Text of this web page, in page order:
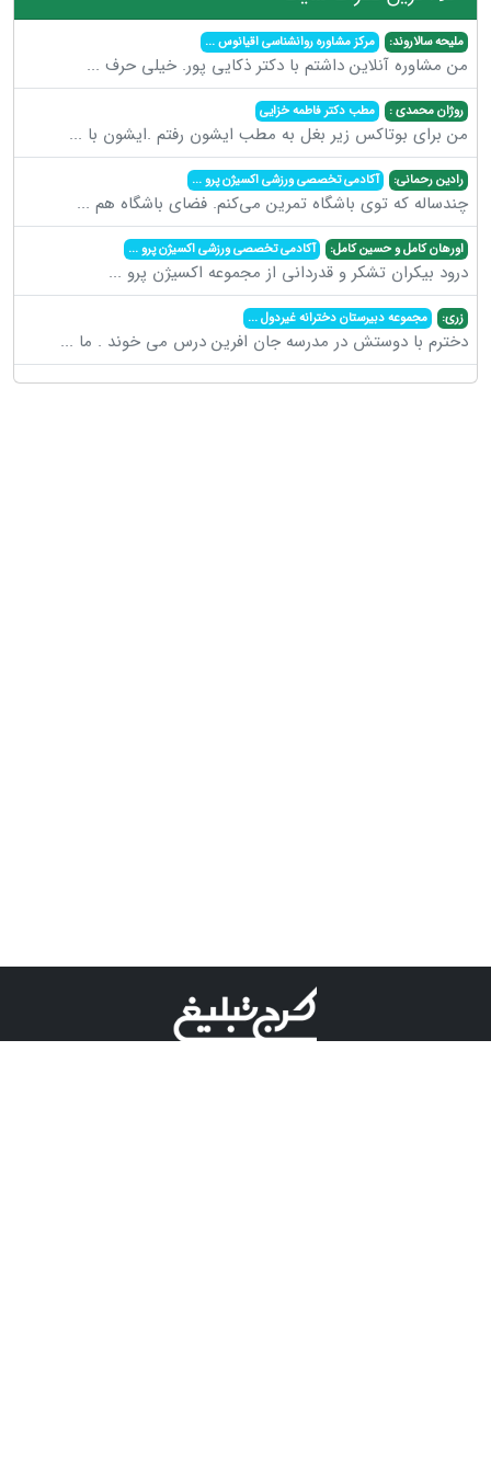
ملیحه سالاروند: مرکز مشاوره روانشناسی اقیانوس...
من مشاوره آنلاین داشتم با دکتر ذکایی پور. خیلی حرف ...
روژان محمدی : مطب دکتر فاطمه خزایی
من برای بوتاکس زیر بغل به مطب ایشون رفتم .ایشون با ...
رادین رحمانی: آکادمی تخصصی ورزشی اکسیژن پرو...
چندساله که توی باشگاه تمرین می‌کنم. فضای باشگاه هم ...
اورهان کامل و حسین کامل: آکادمی تخصصی ورزشی اکسیژن پرو...
درود بیکران تشکر و قدردانی از مجموعه اکسیژن پرو ...
زری: مجموعه دبیرستان دخترانه غیردول...
دخترم با دوستش در مدرسه جان افرین درس می خوند . ما ...